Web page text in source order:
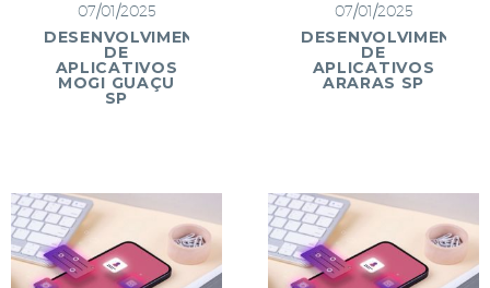
07/01/2025
DESENVOLVIMENTO
DE
APLICATIVOS
MOGI GUAÇU
SP
07/01/2025
DESENVOLVIMENTO
DE
APLICATIVOS
ARARAS SP